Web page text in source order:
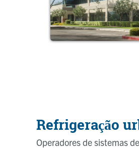
Refrigeração
Operadores de sistemas